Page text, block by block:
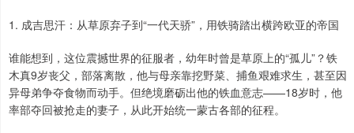
1. 成吉思汗：从草原弃子到“一代天骄”，用铁骑踏出横跨欧亚的帝国
谁能想到，这位震撼世界的征服者，幼年时曾是草原上的“孤儿”？铁
木真9岁丧父，部落离散，他与母亲靠挖野菜、捕鱼艰难求生，甚至因
异母弟争夺食物而动手。但绝境磨砺出他的铁血意志——18岁时，他
率部夺回被抢走的妻子，从此开始统一蒙古各部的征程。